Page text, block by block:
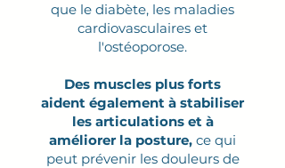
que le diabète, les maladies
cardiovasculaires et
l'ostéoporose.
Des muscles plus forts
aident également à stabiliser
les articulations et à
améliorer la posture, ce qui
peut prévenir les douleurs de